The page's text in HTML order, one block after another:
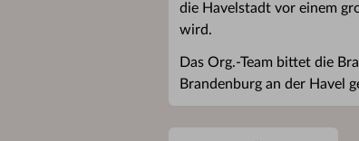
die Havelstadt vor einem
wird.
Das Org.-Team bittet die
Brandenburg an der Havel